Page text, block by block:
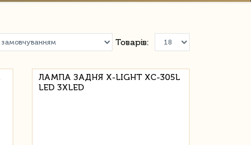
Товарів:
ЛАМПА ЗАДНЯ X-LIGHT XC-305L
LED 3XLED